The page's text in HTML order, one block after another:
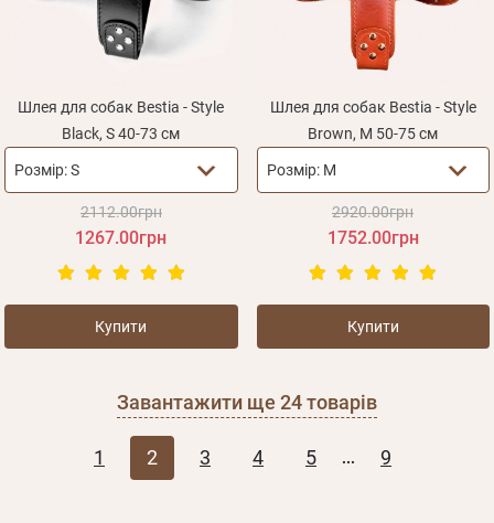
Шлея для собак Bestia - Style
Black, S 40-73 см
Розмір:S
2112.00грн
1267.00грн
Купити
Шлея для собак Bestia - Style
Brown, M 50-75 см
Розмір: М
2920.00грн
1752.00грн
Купити
Завантажити ще 24товарів
1 2 3 4 5 ... 9